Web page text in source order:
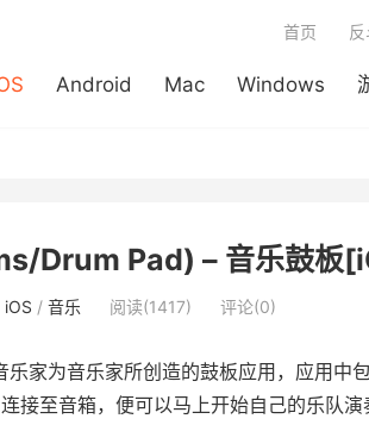
Android Mac Windows
首页
Drum Pad) – 音乐鼓板
iOS / 音乐 阅读(1417) 评论(0)
乐家为音乐家所创造的鼓板应用，应用中
接至音箱，便可以马上开始自己的乐队演